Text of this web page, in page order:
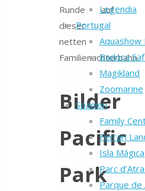
Legendia
Portugal
Aquashow
Badoca
Magikland
Zoomarine
Spanien
Family
Ferrari
Isla Mágica
Parc
Parque de
Runde auf
dieser
netten
Familienachterbahn.
Bilder
Pacific
Park